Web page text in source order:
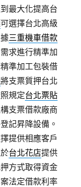
最大化提高台
可選擇台北高級
三重機車借款
求進行精準加
準加工包裝借
將支票質押台北
規定台北票貼
支票借款廠商
記昇降設備。
提供相應客戶
台北花店提供
方式取得資金
法定借款利率